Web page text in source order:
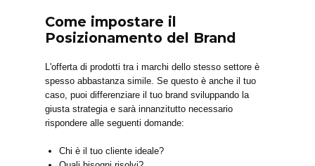
Come impostare il
Posizionamento del Brand
L'offerta di prodotti tra i marchi dello stesso settore è
spesso abbastanza simile. Se questo è anche il tuo
caso, puoi differenziare il tuo brand sviluppando la
giusta strategia e sarà innanzitutto necessario
rispondere alle seguenti domande:
Chi è il tuo cliente ideale?